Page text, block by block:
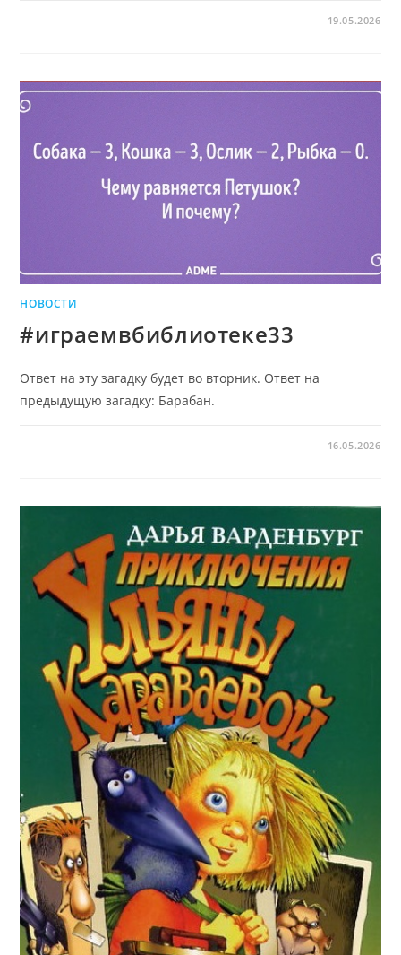
19.05.2026
НОВОСТИ
#играемвбиблиотеке33
Ответ на эту загадку будет во вторник. Ответ на
предыдущую загадку: Барабан.
16.05.2026